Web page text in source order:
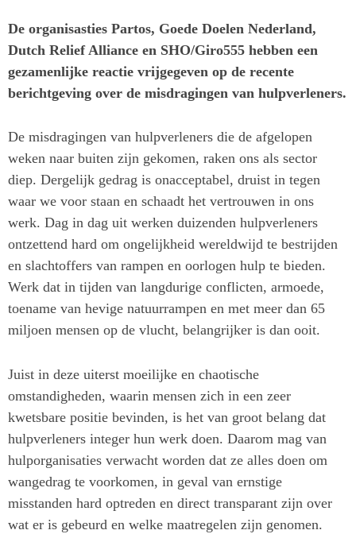
De organisasties Partos, Goede Doelen Nederland,
Dutch Relief Alliance en SHO/Giro555 hebben een
gezamenlijke reactie vrijgegeven op de recente
berichtgeving over de misdragingen van hulpverleners.
De misdragingen van hulpverleners die de afgelopen
weken naar buiten zijn gekomen, raken ons als sector
diep. Dergelijk gedrag is onacceptabel, druist in tegen
waar we voor staan en schaadt het vertrouwen in ons
werk. Dag in dag uit werken duizenden hulpverleners
ontzettend hard om ongelijkheid wereldwijd te bestrijden
en slachtoffers van rampen en oorlogen hulp te bieden.
Werk dat in tijden van langdurige conflicten, armoede,
toename van hevige natuurrampen en met meer dan 65
miljoen mensen op de vlucht, belangrijker is dan ooit.
Juist in deze uiterst moeilijke en chaotische
omstandigheden, waarin mensen zich in een zeer
kwetsbare positie bevinden, is het van groot belang dat
hulpverleners integer hun werk doen. Daarom mag van
hulporganisaties verwacht worden dat ze alles doen om
wangedrag te voorkomen, in geval van ernstige
misstanden hard optreden en direct transparant zijn over
wat er is gebeurd en welke maatregelen zijn genomen.